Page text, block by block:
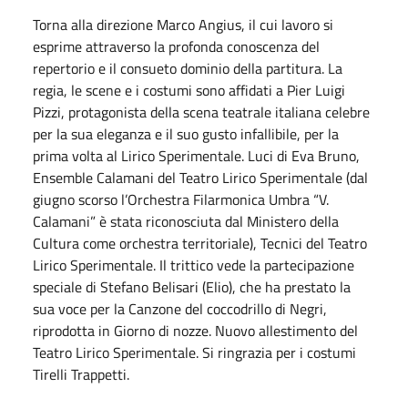
Torna alla direzione Marco Angius, il cui lavoro si
esprime attraverso la profonda conoscenza del
repertorio e il consueto dominio della partitura. La
regia, le scene e i costumi sono affidati a Pier Luigi
Pizzi, protagonista della scena teatrale italiana celebre
per la sua eleganza e il suo gusto infallibile, per la
prima volta al Lirico Sperimentale. Luci di Eva Bruno,
Ensemble Calamani del Teatro Lirico Sperimentale (dal
giugno scorso l’Orchestra Filarmonica Umbra “V.
Calamani” è stata riconosciuta dal Ministero della
Cultura come orchestra territoriale), Tecnici del Teatro
Lirico Sperimentale. Il trittico vede la partecipazione
speciale di Stefano Belisari (Elio), che ha prestato la
sua voce per la Canzone del coccodrillo di Negri,
riprodotta in Giorno di nozze. Nuovo allestimento del
Teatro Lirico Sperimentale. Si ringrazia per i costumi
Tirelli Trappetti.